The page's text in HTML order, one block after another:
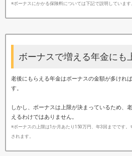
※ボーナスにかかる保険料については下記で説明しています
ボーナスで増える年金にも
老後にもらえる年金はボーナスの金額が多けれ
す。
しかし、ボーナスは上限が決まっているため、
えるわけではありません。
※ボーナスの上限は1か月あたり150万円、年3回までです
されます。